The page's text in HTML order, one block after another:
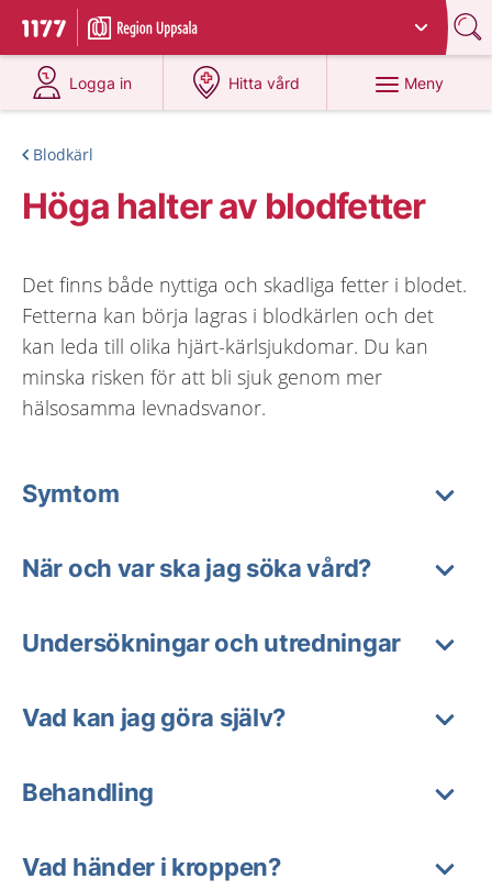
Till startsidan för 1177
Du har valt region
Logga in
på 1177.se
Hitta vård
på 1177.se
Meny
Blodkärl
Höga halter av blodfetter
Det finns både nyttiga och skadliga fetter i blodet.
Fetterna kan börja lagras i blodkärlen och det
kan leda till olika hjärt-kärlsjukdomar. Du kan
minska risken för att bli sjuk genom mer
hälsosamma levnadsvanor.
Symtom
När och var ska jag söka vård?
Undersökningar och utredningar
Vad kan jag göra själv?
Behandling
Vad händer i kroppen?